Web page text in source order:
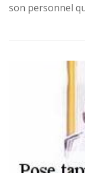
son personnel